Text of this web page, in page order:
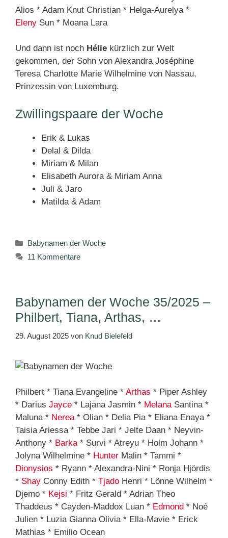
Alios * Adam Knut Christian * Helga-Aurelya *
Eleny Sun * Moana Lara
Und dann ist noch Hélie kürzlich zur Welt
gekommen, der Sohn von Alexandra Joséphine
Teresa Charlotte Marie Wilhelmine von Nassau,
Prinzessin von Luxemburg.
Zwillingspaare der Woche
Erik & Lukas
Delal & Dilda
Miriam & Milan
Elisabeth Aurora & Miriam Anna
Juli & Jaro
Matilda & Adam
Kategorien
Babynamen der Woche
11 Kommentare
Babynamen der Woche 35/2025 –
Philbert, Tiana, Arthas, …
29. August 2025 von Knud Bielefeld
Philbert * Tiana Evangeline * Arthas * Piper Ashley
* Darius Jayce * Lajana Jasmin * MelanaSantina *
Maluna * Nerea* Olian * Delia Pia * Eliana Enaya *
Taisia Ariessa * Tebbe Jari * Jelte Daan * Neyvin-
Anthony * Barka* Survi * Atreyu * Holm Johann *
Jolyna Wilhelmine * Hunter Malin * Tammi *
Dionysios * Ryann * Alexandra-Nini * Ronja Hjördis
* Shay Conny Edith * Tjado Henri * Lönne Wilhelm *
Djemo * Kejsi * Fritz Gerald * Adrian Theo
Thaddeus * Cayden-Maddox Luan * Edmond * Noé
Julien * Luzia Gianna Olivia * Ella-Mavie * Erick
Mathias * Emilio Ocean